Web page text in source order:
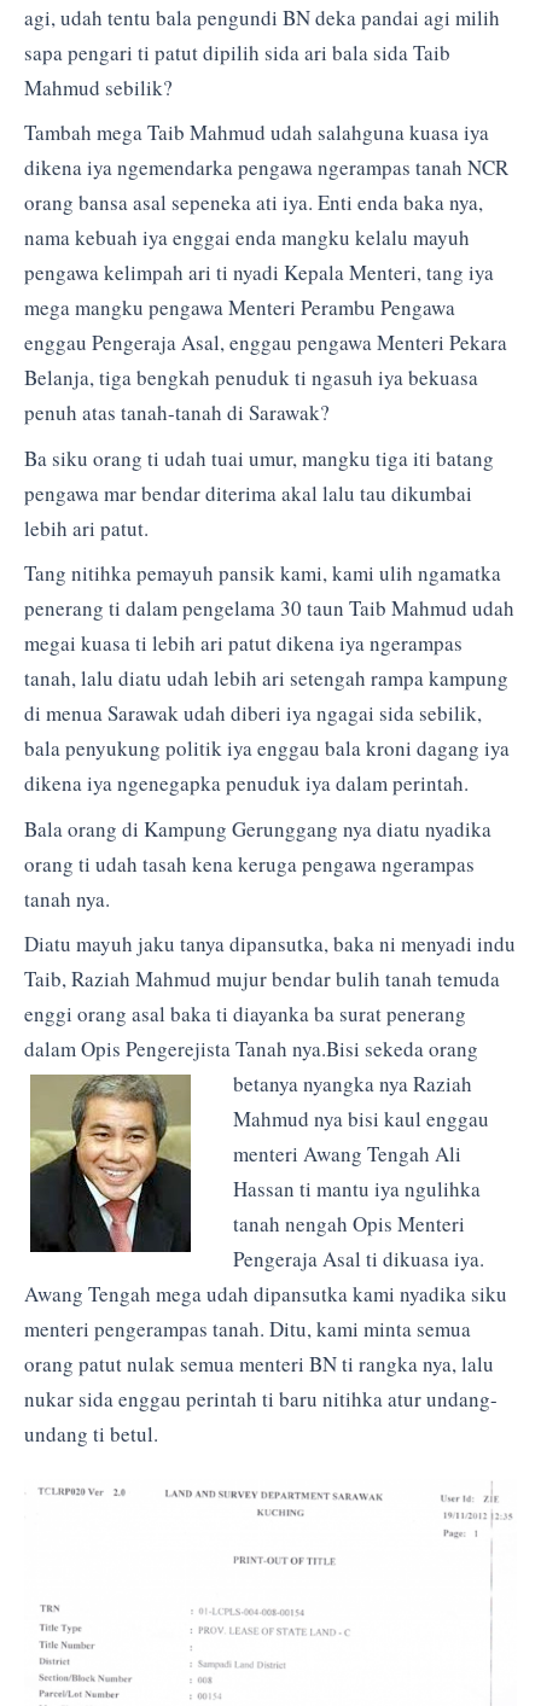
agi, udah tentu bala pengundi BN deka pandai agi milih
sapa pengari ti patut dipilih sida ari bala sida Taib
Mahmud sebilik?
Tambah mega Taib Mahmud udah salahguna kuasa iya
dikena iya ngemendarka pengawa ngerampas tanah NCR
orang bansa asal sepeneka ati iya. Enti enda baka nya,
nama kebuah iya enggai enda mangku kelalu mayuh
pengawa kelimpah ari ti nyadi Kepala Menteri, tang iya
mega mangku pengawa Menteri Perambu Pengawa
enggau Pengeraja Asal, enggau pengawa Menteri Pekara
Belanja, tiga bengkah penuduk ti ngasuh iya bekuasa
penuh atas tanah-tanah di Sarawak?
Ba siku orang ti udah tuai umur, mangku tiga iti batang
pengawa mar bendar diterima akal lalu tau dikumbai
lebih ari patut.
Tang nitihka pemayuh pansik kami, kami ulih ngamatka
penerang ti dalam pengelama 30 taun Taib Mahmud udah
megai kuasa ti lebih ari patut dikena iya ngerampas
tanah, lalu diatu udah lebih ari setengah rampa kampung
di menua Sarawak udah diberi iya ngagai sida sebilik,
bala penyukung politik iya enggau bala kroni dagang iya
dikena iya ngenegapka penuduk iya dalam perintah.
Bala orang di Kampung Gerunggang nya diatu nyadika
orang ti udah tasah kena keruga pengawa ngerampas
tanah nya.
Diatu mayuh jaku tanya dipansutka, baka ni menyadi indu
Taib, Raziah Mahmud mujur bendar bulih tanah temuda
enggi orang asal baka ti diayanka ba surat penerang
dalam Opis Pengerejista Tanah nya.Bisi sekeda orang
betanya nyangka nya Raziah
Mahmud nya bisi kaul enggau
menteri Awang Tengah Ali
Hassan ti mantu iya ngulihka
tanah nengah Opis Menteri
Pengeraja Asal ti dikuasa iya.
Awang Tengah mega udah dipansutka kami nyadika siku
menteri pengerampas tanah. Ditu, kami minta semua
orang patut nulak semua menteri BN ti rangka nya, lalu
nukar sida enggau perintah ti baru nitihka atur undang-
undang ti betul.